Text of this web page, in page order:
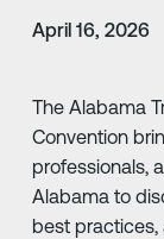
April 16, 2026
The Alabama
Convention
professionals,
Alabama to
best